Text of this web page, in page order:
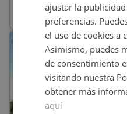
6 habs 1 baños
ajustar la
preferencias.
el uso de cookies a
Asimismo, puedes
de consentimiento
visitando nuestra
obtener más
aquí